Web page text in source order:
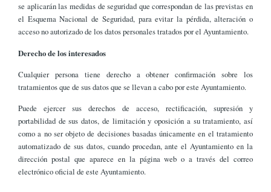
se aplicarán las medidas de seguridad que correspondan de las previstas en
el Esquema Nacional de Seguridad, para evitar la pérdida, alteración o
acceso no autorizado de los datos personales tratados por el Ayuntamiento.
Derecho de los interesados
Cualquier persona tiene derecho a obtener confirmación sobre los
tratamientos que de sus datos que se llevan a cabo por este Ayuntamiento.
Puede ejercer sus derechos de acceso, rectificación, supresión y
portabilidad de sus datos, de limitación y oposición a su tratamiento, así
como a no ser objeto de decisiones basadas únicamente en el tratamiento
automatizado de sus datos, cuando procedan, ante el Ayuntamiento en la
dirección postal que aparece en la página web o a través del correo
electrónico oficial de este Ayuntamiento.